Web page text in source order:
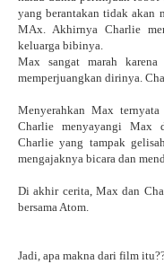
yang berantakan tidak akan
MAx. Akhirnya Charlie
keluarga bibinya.
Max sangat marah
memperjuangkan dirinya.
Menyerahkan Max
Charlie menyayangi Max
Charlie yang tampak
mengajaknya bicara dan
Di akhir cerita, Max dan
bersama Atom.
Jadi, apa makna dari film